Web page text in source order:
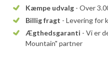
Kæmpe udvalg - Over
Billig fragt - Levering for
Ægthedsgaranti - Vi er
Mountain" partner